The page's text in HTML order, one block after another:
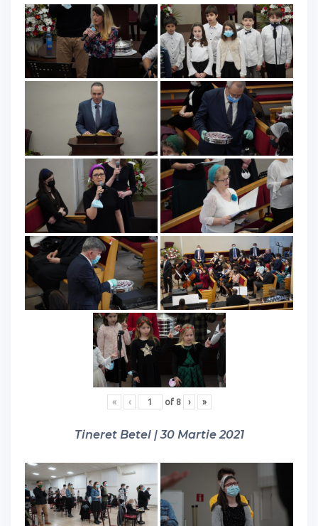
« ‹ of 8 › »
Tineret Betel | 30 Martie 2021